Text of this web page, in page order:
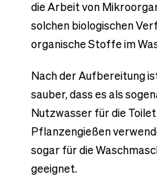
die Arbeit von
solchen biologischen
organische Stoffe im
Nach der Aufbereitung
sauber, dass es als
Nutzwasser für die
Pflanzengießen
sogar für die
geeignet.